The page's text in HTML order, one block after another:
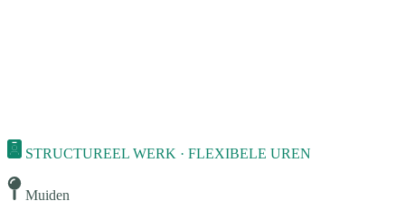
STRUCTUREEL WERK · FLEXIBELE UREN
Muiden